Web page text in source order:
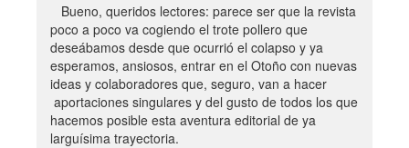
Bueno, queridos lectores: parece ser que la revista
poco a poco va cogiendo el trote pollero que
deseábamos desde que ocurrió el colapso y ya
esperamos, ansiosos, entrar en el Otoño con nuevas
ideas y colaboradores que, seguro, van a hacer
aportaciones singulares y del gusto de todos los que
hacemos posible esta aventura editorial de ya
larguísima trayectoria.